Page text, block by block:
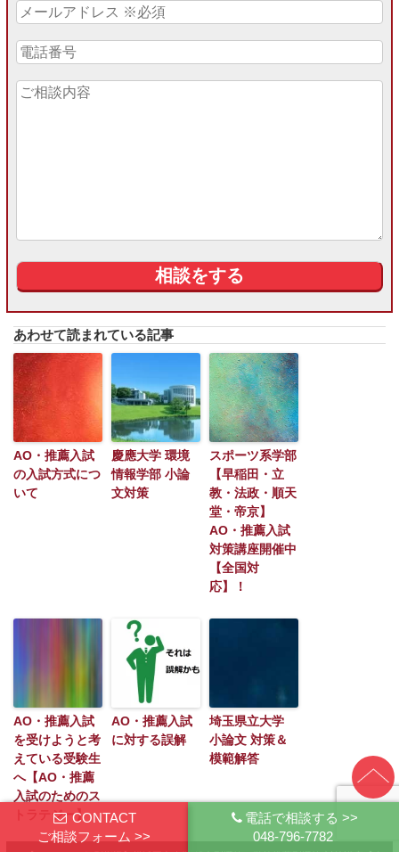
CONTACT
ご相談フォーム >>
電話で相談する >>
048-796-7782
あわせて読まれている記事
AO・推薦入試
の入試方式につ
いて
慶應大学 環境
情報学部 小論
文対策
スポーツ系学部
【早稲田・立
教・法政・順天
堂・帝京】
AO・推薦入試
対策講座開催中
【全国対
応】！
AO・推薦入試
を受けようと考
えている受験生
へ【AO・推薦
入試のためのス
トラテジー】
AO・推薦入試
に対する誤解
埼玉県立大学
小論文 対策＆
模範解答